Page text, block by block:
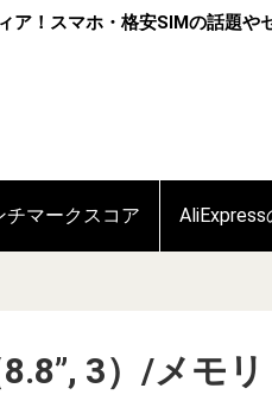
ア！スマホ・格安SIMの話題や
チマークスコア
3）/メモリ